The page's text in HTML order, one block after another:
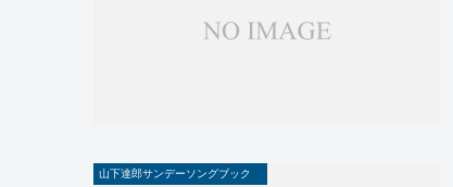
山下達郎サンデーソングブック